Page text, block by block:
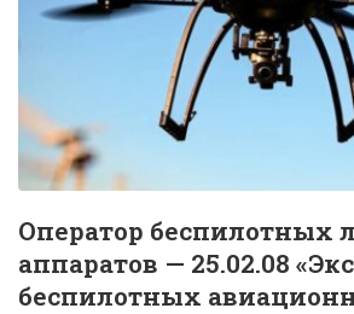
Оператор беспилотных
аппаратов — 25.02.08
беспилотных